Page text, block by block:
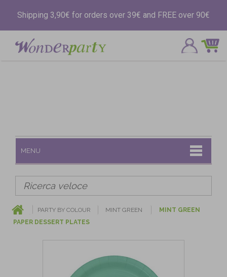
Shipping 3,90€ for orders over 39€ and FREE over 90€
MENU
PARTY BY COLOUR MINT GREEN
MINT GREEN
PAPER DESSERT PLATES